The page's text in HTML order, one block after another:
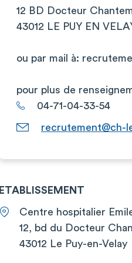
12 BD Docteur
43012 LE PUY EN
ou par mail à:
pour plus de
04-71-04-33-54
recrutement@ch-
ETABLISSEMENT
Centre hospitalier
12, bd du Docteur
43012 Le Puy-en-Velay